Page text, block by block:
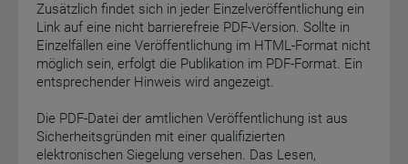
Zusätzlich findet sich in jeder Einzelveröffentlichung ein
Link auf eine nicht barrierefreie PDF-Version. Sollte in
Einzelfällen eine Veröffentlichung im HTML-Format nicht
möglich sein, erfolgt die Publikation im PDF-Format. Ein
entsprechender Hinweis wird angezeigt.
Die PDF-Datei der amtlichen Veröffentlichung ist aus
Sicherheitsgründen mit einer qualifizierten
elektronischen Siegelung versehen. Das Lesen,